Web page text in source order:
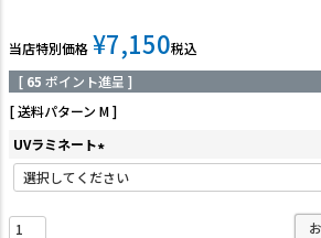
当店特別価格 ¥7,150税込
[ 65 ポイント進呈 ]
送料パターン M
UVラミネート
(
必